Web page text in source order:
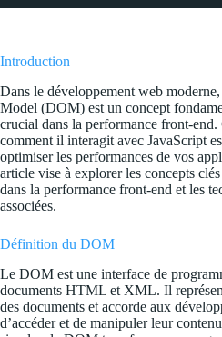
Introduction
Dans le développement web
Model (DOM) est un concept
crucial dans la performance front-
comment il interagit avec JavaScript
optimiser les performances de vos
article vise à explorer les concepts
dans la performance front-end et les
associées.
Définition du DOM
Le DOM est une interface de
documents HTML et XML. Il
des documents et accorde aux
d’accéder et de manipuler leur